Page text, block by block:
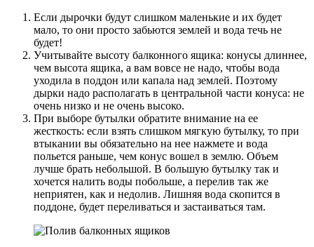
Если дырочки будут слишком маленькие и их будет
мало, то они просто забьются землей и вода течь не
будет!
Учитывайте высоту балконного ящика: конусы длиннее,
чем высота ящика, а вам вовсе не надо, чтобы вода
уходила в поддон или капала над землей. Поэтому
дырки надо располагать в центральной части конуса: не
очень низко и не очень высоко.
При выборе бутылки обратите внимание на ее
жесткость: если взять слишком мягкую бутылку, то при
втыкании вы обязательно на нее нажмете и вода
польется раньше, чем конус вошел в землю. Объем
лучше брать небольшой. В большую бутылку так и
хочется налить воды побольше, а перелив так же
неприятен, как и недолив. Лишняя вода скопится в
поддоне, будет переливаться и застаиваться там.